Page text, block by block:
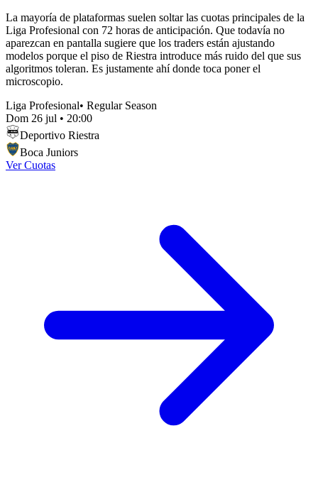
La mayoría de plataformas suelen soltar las cuotas principales de la
Liga Profesional con 72 horas de anticipación. Que todavía no
aparezcan en pantalla sugiere que los traders están ajustando
modelos porque el piso de Riestra introduce más ruido del que sus
algoritmos toleran. Es justamente ahí donde toca poner el
microscopio.
Liga Profesional• Regular Season
Dom 26 jul • 20:00
Deportivo Riestra
Boca Juniors
Ver Cuotas